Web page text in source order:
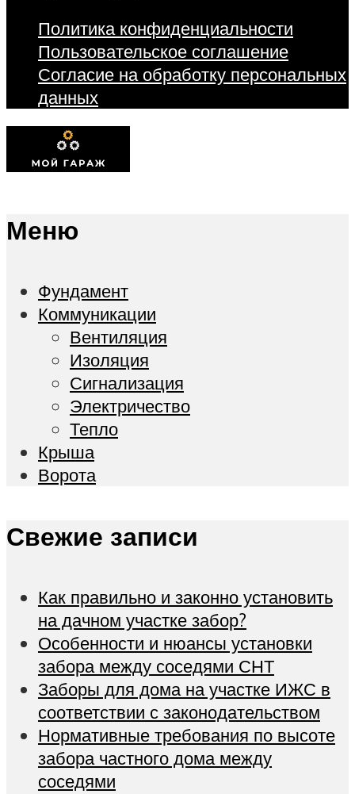
Политика конфиденциальности
Пользовательское соглашение
Согласие на обработку персональных
данных
Меню
Фундамент
Коммуникации
Вентиляция
Изоляция
Сигнализация
Электричество
Тепло
Крыша
Ворота
Свежие записи
Как правильно и законно установить
на дачном участке забор?
Особенности и нюансы установки
забора между соседями СНТ
Заборы для дома на участке ИЖС в
соответствии с законодательством
Нормативные требования по высоте
забора частного дома между
соседями